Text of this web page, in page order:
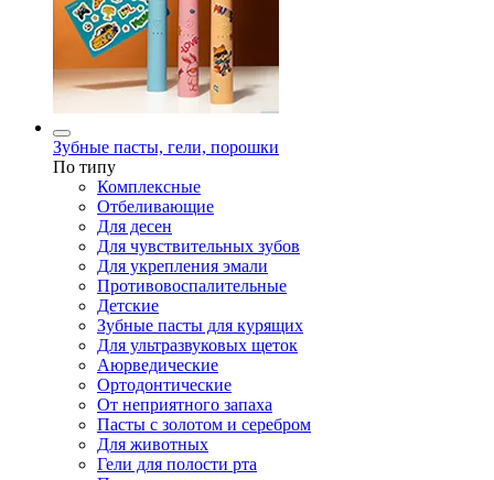
Зубные пасты, гели, порошки
По типу
Комплексные
Отбеливающие
Для десен
Для чувствительных зубов
Для укрепления эмали
Противовоспалительные
Детские
Зубные пасты для курящих
Для ультразвуковых щеток
Аюрведические
Ортодонтические
От неприятного запаха
Пасты с золотом и серебром
Для животных
Гели для полости рта